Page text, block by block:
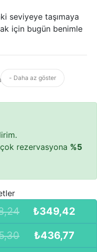
seviyeye taşımaya
için bugün benimle
- Daha az göster
rezervasyona %5
₺349,42
₺436,77